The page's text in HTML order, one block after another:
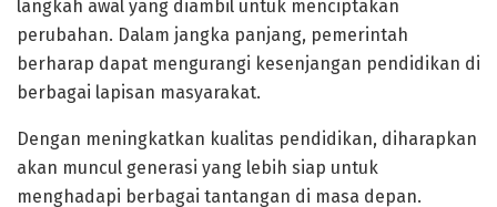
langkah awal yang diambil untuk menciptakan
perubahan. Dalam jangka panjang, pemerintah
berharap dapat mengurangi kesenjangan pendidikan di
berbagai lapisan masyarakat.
Dengan meningkatkan kualitas pendidikan, diharapkan
akan muncul generasi yang lebih siap untuk
menghadapi berbagai tantangan di masa depan.